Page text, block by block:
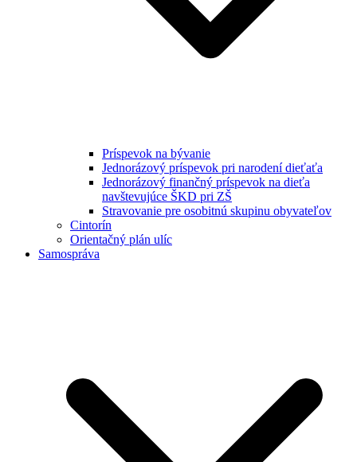
Príspevok na bývanie
Jednorázový príspevok pri narodení dieťaťa
Jednorázový finančný príspevok na dieťa
navštevujúce ŠKD pri ZŠ
Stravovanie pre osobitnú skupinu obyvateľov
Cintorín
Orientačný plán ulíc
Samospráva